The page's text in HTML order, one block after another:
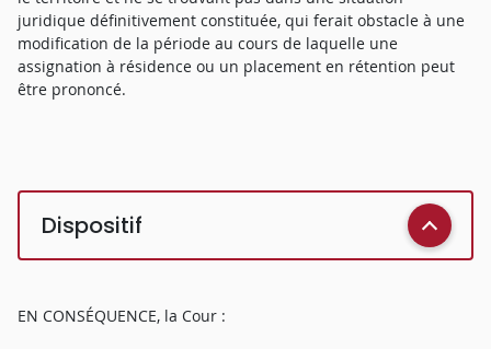
juridique définitivement constituée, qui ferait obstacle à une
modification de la période au cours de laquelle une
assignation à résidence ou un placement en rétention peut
être prononcé.
Dispositif
EN CONSÉQUENCE, la Cour :